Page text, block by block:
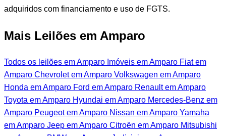
adquiridos com financiamento e uso de FGTS.
Mais Leilões em Amparo
Todos os leilões em Amparo Imóveis em Amparo Fiat em
Amparo Chevrolet em Amparo Volkswagen em Amparo
Honda em Amparo Ford em Amparo Renault em Amparo
Toyota em Amparo Hyundai em Amparo Mercedes-Benz em
Amparo Peugeot em Amparo Nissan em Amparo Yamaha
em Amparo Jeep em Amparo Citroën em Amparo Mitsubishi